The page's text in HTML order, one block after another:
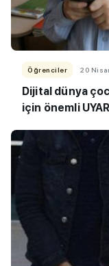
Öğrenciler 20
Dijital dünya
için önemli